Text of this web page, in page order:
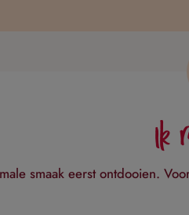
Ik
smaak eerst ontdooien.